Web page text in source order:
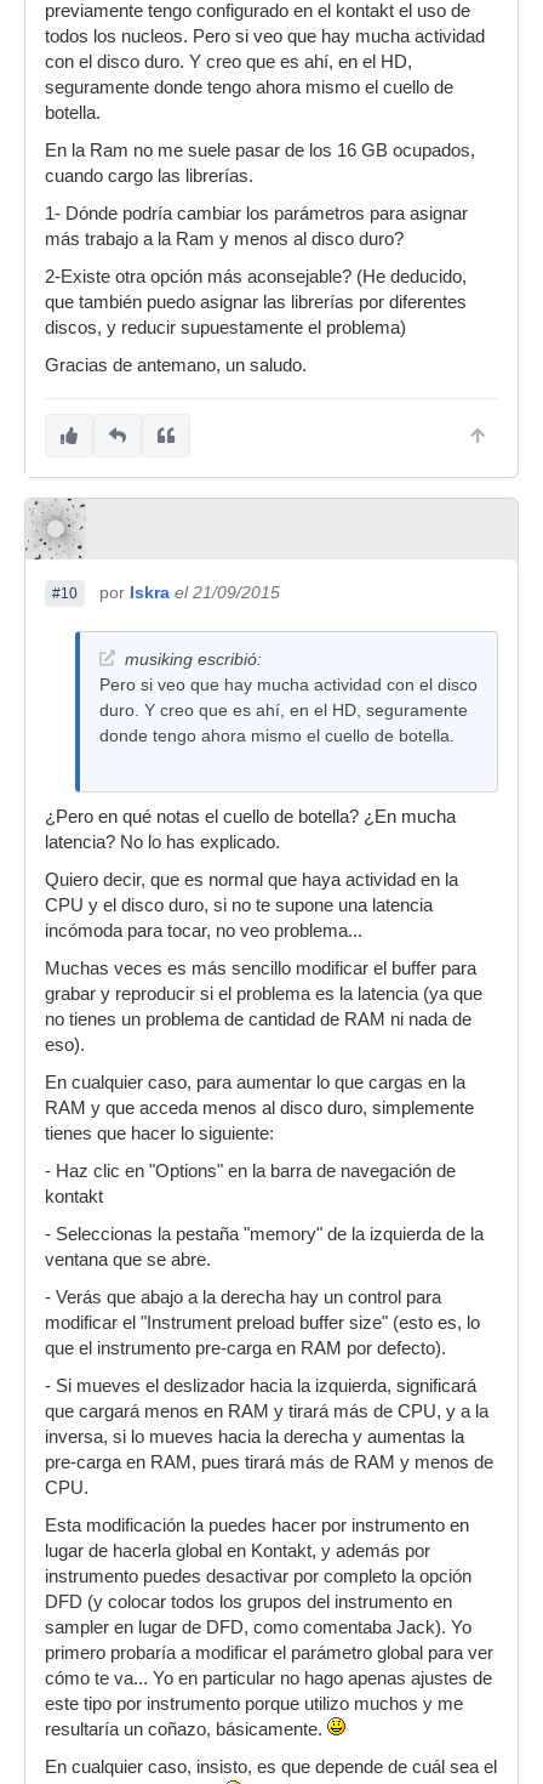
previamente tengo configurado en el kontakt el uso de
todos los nucleos. Pero si veo que hay mucha actividad
con el disco duro. Y creo que es ahí, en el HD,
seguramente donde tengo ahora mismo el cuello de
botella.
En la Ram no me suele pasar de los 16 GB ocupados,
cuando cargo las librerías.
1- Dónde podría cambiar los parámetros para asignar
más trabajo a la Ram y menos al disco duro?
2-Existe otra opción más aconsejable? (He deducido,
que también puedo asignar las librerías por diferentes
discos, y reducir supuestamente el problema)
Gracias de antemano, un saludo.
#10 por Iskra el 21/09/2015
musiking escribió:
Pero si veo que hay mucha actividad con el disco
duro. Y creo que es ahí, en el HD, seguramente
donde tengo ahora mismo el cuello de botella.
¿Pero en qué notas el cuello de botella? ¿En mucha
latencia? No lo has explicado.
Quiero decir, que es normal que haya actividad en la
CPU y el disco duro, si no te supone una latencia
incómoda para tocar, no veo problema...
Muchas veces es más sencillo modificar el buffer para
grabar y reproducir si el problema es la latencia (ya que
no tienes un problema de cantidad de RAM ni nada de
eso).
En cualquier caso, para aumentar lo que cargas en la
RAM y que acceda menos al disco duro, simplemente
tienes que hacer lo siguiente:
- Haz clic en "Options" en la barra de navegación de
kontakt
- Seleccionas la pestaña "memory" de la izquierda de la
ventana que se abre.
- Verás que abajo a la derecha hay un control para
modificar el "Instrument preload buffer size" (esto es, lo
que el instrumento pre-carga en RAM por defecto).
- Si mueves el deslizador hacia la izquierda, significará
que cargará menos en RAM y tirará más de CPU, y a la
inversa, si lo mueves hacia la derecha y aumentas la
pre-carga en RAM, pues tirará más de RAM y menos de
CPU.
Esta modificación la puedes hacer por instrumento en
lugar de hacerla global en Kontakt, y además por
instrumento puedes desactivar por completo la opción
DFD (y colocar todos los grupos del instrumento en
sampler en lugar de DFD, como comentaba Jack). Yo
primero probaría a modificar el parámetro global para ver
cómo te va... Yo en particular no hago apenas ajustes de
este tipo por instrumento porque utilizo muchos y me
resultaría un coñazo, básicamente.
En cualquier caso, insisto, es que depende de cuál sea el